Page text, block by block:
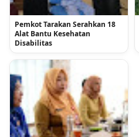
Pemkot Tarakan Serahkan 18
Alat Bantu Kesehatan
Disabilitas